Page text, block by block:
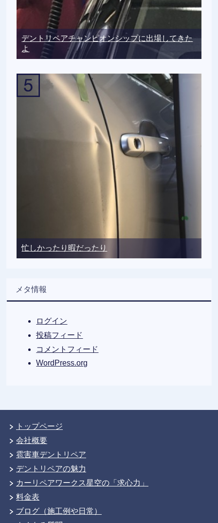
デントリペアチャンピオンシップに出場してきた
よ
忙しかったり暇だったり
メタ情報
ログイン
投稿フィード
コメントフィード
WordPress.org
トップページ
会社概要
雹害車デントリペア
デントリペアの魅力
カーリペアワークス星空の「求心力」
料金表
ブログ（施工例や日常）